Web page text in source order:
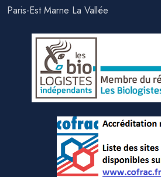
Paris-Est Marne La Vallée